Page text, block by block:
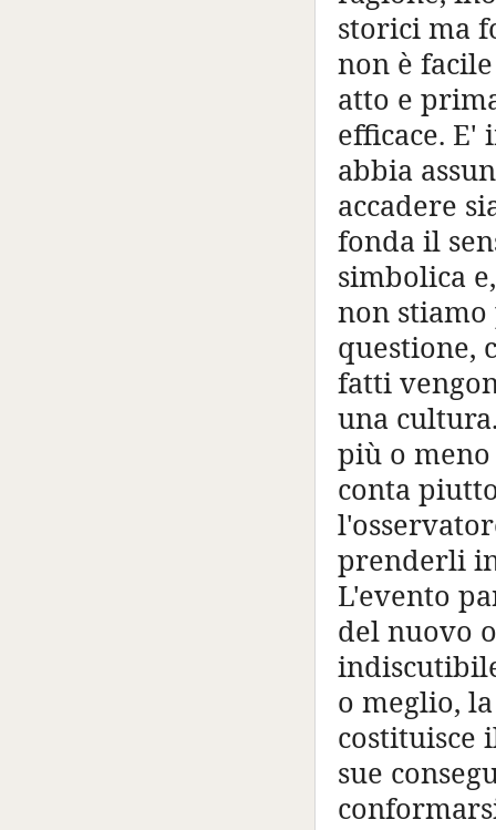
storici ma
non è
atto e
efficace. E'
abbia
accadere
fonda il
simbolica
non
questione,
fatti
una
più o
conta
prenderli
L'evento
del nuovo
o meglio,
costituisce
sue